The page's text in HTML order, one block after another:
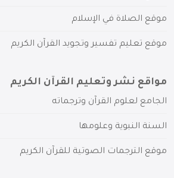
موقع الصلاة في الإسلام
موقع تعليم تفسير وتجويد القرآن الكريم
مواقع نشر وتعليم القرآن الكريم
الجامع لعلوم القرآن وترجماته
السنة النبوية وعلومها
موقع الترجمات الصوتية للقرآن الكريم